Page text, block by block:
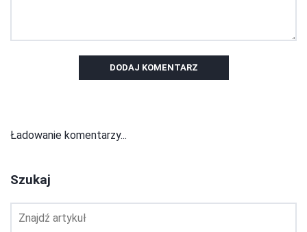
DODAJ KOMENTARZ
Ładowanie komentarzy...
Szukaj